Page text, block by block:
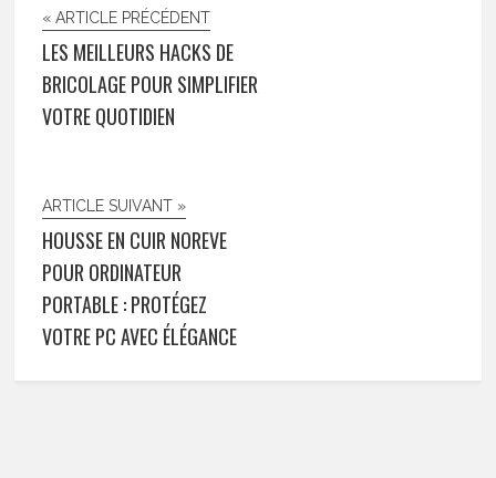
« ARTICLE PRÉCÉDENT
LES MEILLEURS HACKS DE
BRICOLAGE POUR SIMPLIFIER
VOTRE QUOTIDIEN
ARTICLE SUIVANT »
HOUSSE EN CUIR NOREVE
POUR ORDINATEUR
PORTABLE : PROTÉGEZ
VOTRE PC AVEC ÉLÉGANCE